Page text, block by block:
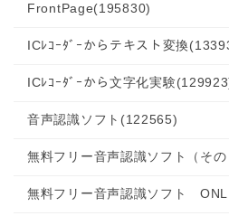
FrontPage(195830)
ICﾚｺｰﾀﾞｰからテキスト変換
ICﾚｺｰﾀﾞｰから文字化実験
音声認識ソフト (122565)
無料フリー音声認識ソフト（その
無料フリー音声認識ソフト